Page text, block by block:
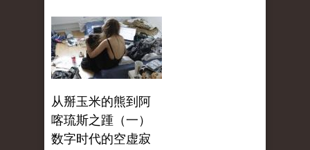
从掰玉米的熊到阿
喀琉斯之踵（一）
数字时代的空虚寂